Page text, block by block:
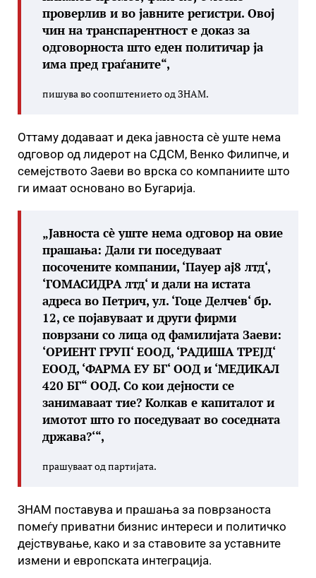
проверлив и во јавните регистри. Овој
чин на транспарентност е доказ за
одговорноста што еден политичар ја
има пред граѓаните“,
пишува во соопштението од ЗНАМ.
Оттаму додаваат и дека јавноста сè уште нема
одговор од лидерот на СДСМ, Венко Филипче, и
семејството Заеви во врска со компаниите што
ги имаат основано во Бугарија.
„Јавноста сè уште нема одговор на овие
прашања: Дали ги поседуваат
посочените компании, ‘Пауер ај8 лтд‘,
‘ГОМАСИДРА лтд‘ и дали на истата
адреса во Петрич, ул. ‘Гоце Делчев‘ бр.
12, се појавуваат и други фирми
поврзани со лица од фамилијата Заеви:
‘ОРИЕНТ ГРУП‘ ЕООД, ‘РАДИША ТРЕЈД‘
ЕООД, ‘ФАРМА ЕУ БГ‘ ООД и ‘МЕДИКАЛ
420 БГ“ ООД. Со кои дејности се
занимаваат тие? Колкав е капиталот и
имотот што го поседуваат во соседната
држава?‘“,
прашуваат од партијата.
ЗНАМ поставува и прашања за поврзаноста
помеѓу приватни бизнис интереси и политичко
дејствување, како и за ставовите за уставните
измени и европската интеграција.